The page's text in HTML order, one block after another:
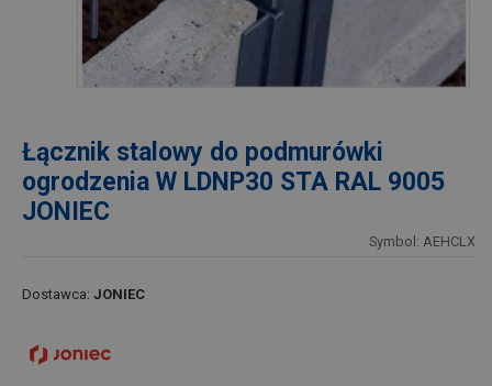
Łącznik stalowy do podmurówki
ogrodzenia W LDNP30 STA RAL 9005
JONIEC
Symbol: AEHCLX
Dostawca: JONIEC